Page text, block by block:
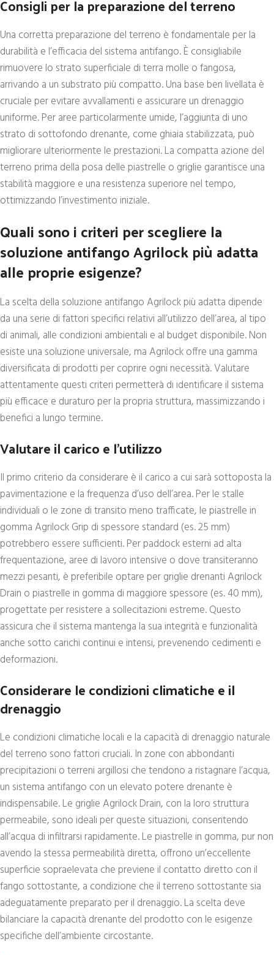
Consigli per la preparazione del terreno
Una corretta preparazione del terreno è fondamentale per la
durabilità e l’efficacia del sistema antifango. È consigliabile
rimuovere lo strato superficiale di terra molle o fangosa,
arrivando a un substrato più compatto. Una base ben livellata è
cruciale per evitare avvallamenti e assicurare un drenaggio
uniforme. Per aree particolarmente umide, l’aggiunta di uno
strato di sottofondo drenante, come ghiaia stabilizzata, può
migliorare ulteriormente le prestazioni. La compatta azione del
terreno prima della posa delle piastrelle o griglie garantisce una
stabilità maggiore e una resistenza superiore nel tempo,
ottimizzando l’investimento iniziale.
Quali sono i criteri per scegliere la
soluzione antifango Agrilock più adatta
alle proprie esigenze?
La scelta della soluzione antifango Agrilock più adatta dipende
da una serie di fattori specifici relativi all’utilizzo dell’area, al tipo
di animali, alle condizioni ambientali e al budget disponibile. Non
esiste una soluzione universale, ma Agrilock offre una gamma
diversificata di prodotti per coprire ogni necessità. Valutare
attentamente questi criteri permetterà di identificare il sistema
più efficace e duraturo per la propria struttura, massimizzando i
benefici a lungo termine.
Valutare il carico e l’utilizzo
Il primo criterio da considerare è il carico a cui sarà sottoposta la
pavimentazione e la frequenza d’uso dell’area. Per le stalle
individuali o le zone di transito meno trafficate, le piastrelle in
gomma Agrilock Grip di spessore standard (es. 25 mm)
potrebbero essere sufficienti. Per paddock esterni ad alta
frequentazione, aree di lavoro intensive o dove transiteranno
mezzi pesanti, è preferibile optare per griglie drenanti Agrilock
Drain o piastrelle in gomma di maggiore spessore (es. 40 mm),
progettate per resistere a sollecitazioni estreme. Questo
assicura che il sistema mantenga la sua integrità e funzionalità
anche sotto carichi continui e intensi, prevenendo cedimenti e
deformazioni.
Considerare le condizioni climatiche e il
drenaggio
Le condizioni climatiche locali e la capacità di drenaggio naturale
del terreno sono fattori cruciali. In zone con abbondanti
precipitazioni o terreni argillosi che tendono a ristagnare l’acqua,
un sistema antifango con un elevato potere drenante è
indispensabile. Le griglie Agrilock Drain, con la loro struttura
permeabile, sono ideali per queste situazioni, consentendo
all’acqua di infiltrarsi rapidamente. Le piastrelle in gomma, pur non
avendo la stessa permeabilità diretta, offrono un’eccellente
superficie sopraelevata che previene il contatto diretto con il
fango sottostante, a condizione che il terreno sottostante sia
adeguatamente preparato per il drenaggio. La scelta deve
bilanciare la capacità drenante del prodotto con le esigenze
specifiche dell’ambiente circostante.